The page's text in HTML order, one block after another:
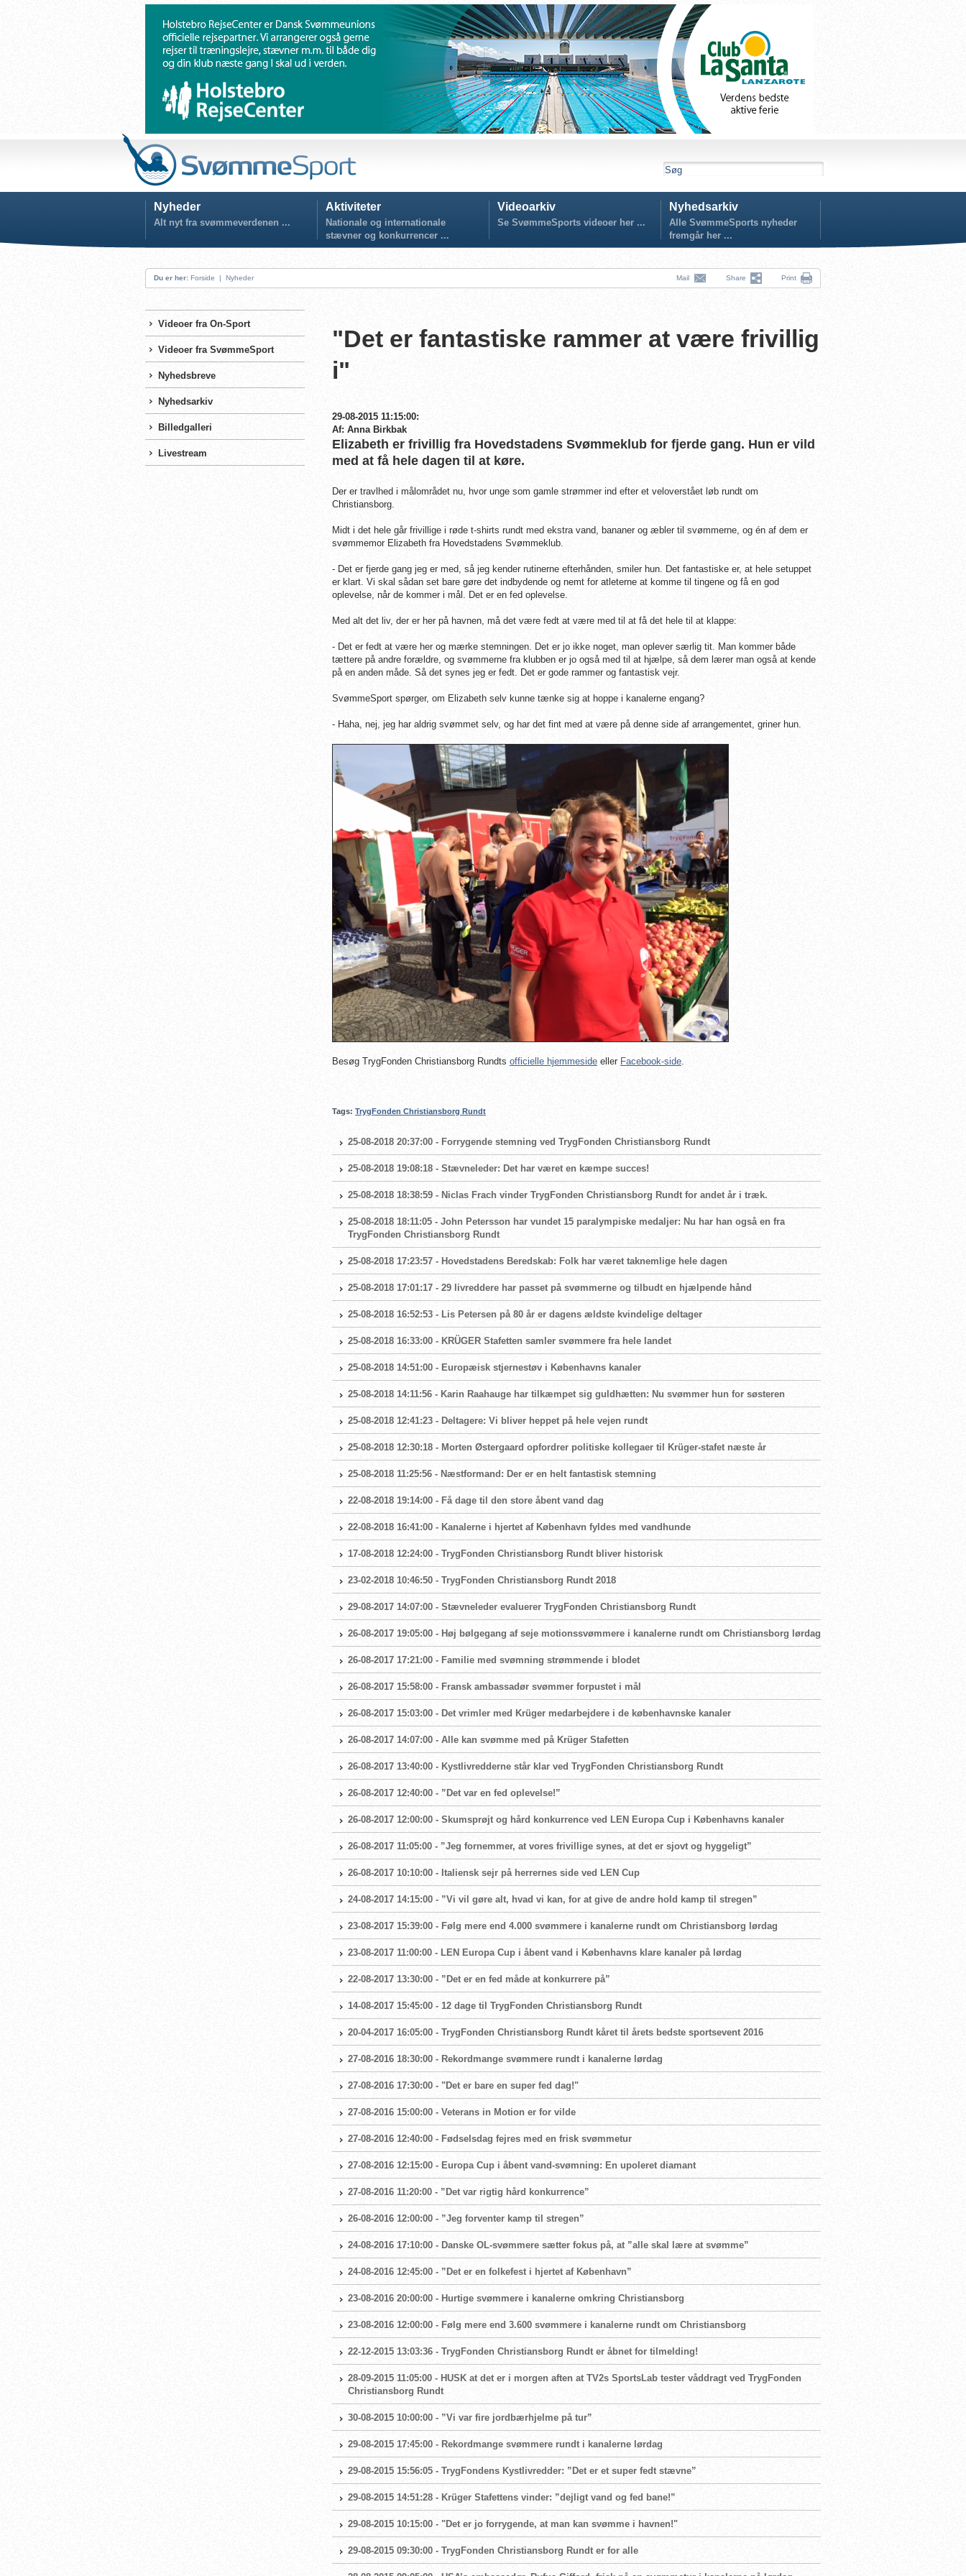
Nyheder
Alt nyt fra svømmeverdenen ...
Aktiviteter
Nationale og internationale
stævner og konkurrencer ...
Videoarkiv
Se SvømmeSports videoer her ...
Nyhedsarkiv
Alle SvømmeSports nyheder
fremgår her ...
Du er her: Forside | Nyheder Mail Share Print
Videoer fra On-Sport
Videoer fra SvømmeSport
Nyhedsbreve
Nyhedsarkiv
Billedgalleri
Livestream
"Det er fantastiske rammer at være frivillig
i"
29-08-2015 11:15:00:
Af: Anna Birkbak
Elizabeth er frivillig fra Hovedstadens Svømmeklub for fjerde gang. Hun er vild
med at få hele dagen til at køre.
Der er travlhed i målområdet nu, hvor unge som gamle strømmer ind efter et veloverstået løb rundt om
Christiansborg.
Midt i det hele går frivillige i røde t-shirts rundt med ekstra vand, bananer og æbler til svømmerne, og én af dem er
svømmemor Elizabeth fra Hovedstadens Svømmeklub.
- Det er fjerde gang jeg er med, så jeg kender rutinerne efterhånden, smiler hun. Det fantastiske er, at hele setuppet
er klart. Vi skal sådan set bare gøre det indbydende og nemt for atleterne at komme til tingene og få en god
oplevelse, når de kommer i mål. Det er en fed oplevelse.
Med alt det liv, der er her på havnen, må det være fedt at være med til at få det hele til at klappe:
- Det er fedt at være her og mærke stemningen. Det er jo ikke noget, man oplever særlig tit. Man kommer både
tættere på andre forældre, og svømmerne fra klubben er jo også med til at hjælpe, så dem lærer man også at kende
på en anden måde. Så det synes jeg er fedt. Det er gode rammer og fantastisk vejr.
SvømmeSport spørger, om Elizabeth selv kunne tænke sig at hoppe i kanalerne engang?
- Haha, nej, jeg har aldrig svømmet selv, og har det fint med at være på denne side af arrangementet, griner hun.
Besøg TrygFonden Christiansborg Rundts officielle hjemmeside eller Facebook-side.
Tags: TrygFonden Christiansborg Rundt
25-08-2018 20:37:00 - Forrygende stemning ved TrygFonden Christiansborg Rundt
25-08-2018 19:08:18 - Stævneleder: Det har været en kæmpe succes!
25-08-2018 18:38:59 - Niclas Frach vinder TrygFonden Christiansborg Rundt for andet år i træk.
25-08-2018 18:11:05 - John Petersson har vundet 15 paralympiske medaljer: Nu har han også en fra
TrygFonden Christiansborg Rundt
25-08-2018 17:23:57 - Hovedstadens Beredskab: Folk har været taknemlige hele dagen
25-08-2018 17:01:17 - 29 livreddere har passet på svømmerne og tilbudt en hjælpende hånd
25-08-2018 16:52:53 - Lis Petersen på 80 år er dagens ældste kvindelige deltager
25-08-2018 16:33:00 - KRÜGER Stafetten samler svømmere fra hele landet
25-08-2018 14:51:00 - Europæisk stjernestøv i Københavns kanaler
25-08-2018 14:11:56 - Karin Raahauge har tilkæmpet sig guldhætten: Nu svømmer hun for søsteren
25-08-2018 12:41:23 - Deltagere: Vi bliver heppet på hele vejen rundt
25-08-2018 12:30:18 - Morten Østergaard opfordrer politiske kollegaer til Krüger-stafet næste år
25-08-2018 11:25:56 - Næstformand: Der er en helt fantastisk stemning
22-08-2018 19:14:00 - Få dage til den store åbent vand dag
22-08-2018 16:41:00 - Kanalerne i hjertet af København fyldes med vandhunde
17-08-2018 12:24:00 - TrygFonden Christiansborg Rundt bliver historisk
23-02-2018 10:46:50 - TrygFonden Christiansborg Rundt 2018
29-08-2017 14:07:00 - Stævneleder evaluerer TrygFonden Christiansborg Rundt
26-08-2017 19:05:00 - Høj bølgegang af seje motionssvømmere i kanalerne rundt om Christiansborg lørdag
26-08-2017 17:21:00 - Familie med svømning strømmende i blodet
26-08-2017 15:58:00 - Fransk ambassadør svømmer forpustet i mål
26-08-2017 15:03:00 - Det vrimler med Krüger medarbejdere i de københavnske kanaler
26-08-2017 14:07:00 - Alle kan svømme med på Krüger Stafetten
26-08-2017 13:40:00 - Kystlivredderne står klar ved TrygFonden Christiansborg Rundt
26-08-2017 12:40:00 - ”Det var en fed oplevelse!”
26-08-2017 12:00:00 - Skumsprøjt og hård konkurrence ved LEN Europa Cup i Københavns kanaler
26-08-2017 11:05:00 - ”Jeg fornemmer, at vores frivillige synes, at det er sjovt og hyggeligt”
26-08-2017 10:10:00 - Italiensk sejr på herrernes side ved LEN Cup
24-08-2017 14:15:00 - ”Vi vil gøre alt, hvad vi kan, for at give de andre hold kamp til stregen”
23-08-2017 15:39:00 - Følg mere end 4.000 svømmere i kanalerne rundt om Christiansborg lørdag
23-08-2017 11:00:00 - LEN Europa Cup i åbent vand i Københavns klare kanaler på lørdag
22-08-2017 13:30:00 - ”Det er en fed måde at konkurrere på”
14-08-2017 15:45:00 - 12 dage til TrygFonden Christiansborg Rundt
20-04-2017 16:05:00 - TrygFonden Christiansborg Rundt kåret til årets bedste sportsevent 2016
27-08-2016 18:30:00 - Rekordmange svømmere rundt i kanalerne lørdag
27-08-2016 17:30:00 - "Det er bare en super fed dag!"
27-08-2016 15:00:00 - Veterans in Motion er for vilde
27-08-2016 12:40:00 - Fødselsdag fejres med en frisk svømmetur
27-08-2016 12:15:00 - Europa Cup i åbent vand-svømning: En upoleret diamant
27-08-2016 11:20:00 - ”Det var rigtig hård konkurrence”
26-08-2016 12:00:00 - ”Jeg forventer kamp til stregen”
24-08-2016 17:10:00 - Danske OL-svømmere sætter fokus på, at ”alle skal lære at svømme”
24-08-2016 12:45:00 - ”Det er en folkefest i hjertet af København”
23-08-2016 20:00:00 - Hurtige svømmere i kanalerne omkring Christiansborg
23-08-2016 12:00:00 - Følg mere end 3.600 svømmere i kanalerne rundt om Christiansborg
22-12-2015 13:03:36 - TrygFonden Christiansborg Rundt er åbnet for tilmelding!
28-09-2015 11:05:00 - HUSK at det er i morgen aften at TV2s SportsLab tester våddragt ved TrygFonden
Christiansborg Rundt
30-08-2015 10:00:00 - ”Vi var fire jordbærhjelme på tur”
29-08-2015 17:45:00 - Rekordmange svømmere rundt i kanalerne lørdag
29-08-2015 15:56:05 - TrygFondens Kystlivredder: ”Det er et super fedt stævne”
29-08-2015 14:51:28 - Krüger Stafettens vinder: ”dejligt vand og fed bane!”
29-08-2015 10:15:00 - "Det er jo forrygende, at man kan svømme i havnen!"
29-08-2015 09:30:00 - TrygFonden Christiansborg Rundt er for alle